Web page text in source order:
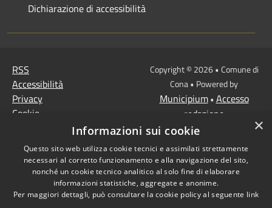
Dichiarazione di accessibilità
RSS
Accessibilità
Privacy
Cookie
MISSIONE 2 Rivoluzione
verde e transizione
ecologica
Missione 1 -
Digitalizzazione,
Copyright © 2026 • Comune di
Cona • Powered by
Municipium• Accesso
redazione
×
Informazioni sui cookie
Questo sito web utilizza cookie tecnici e assimilati strettamente
necessari al corretto funzionamento e alla navigazione del sito,
nonché un cookie tecnico analitico al solo fine di elaborare
informazioni statistiche, aggregate e anonime.
Per maggiori dettagli, può consultare la cookie policy al seguente link